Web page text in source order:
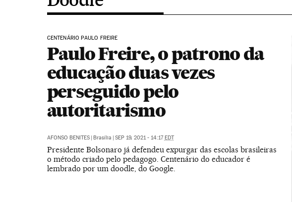
CENTENÁRIO PAULO FREIRE
Paulo Freire, o patrono da
educação duas vezes
perseguido pelo
autoritarismo
AFONSO BENITES | Brasília | SEP 19, 2021 - 14:17EDT
Presidente Bolsonaro já defendeu expurgar das escolas brasileiras
o método criado pelo pedagogo. Centenário do educador é
lembrado por um doodle, do Google.